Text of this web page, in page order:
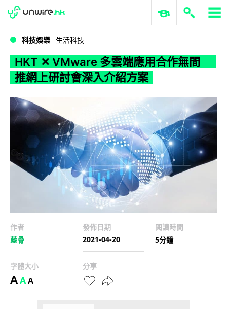
WWDC 2026 ERP 與商業 AI
科技娛樂 生活科技
HKT ✕ VMware 多雲端應用合作無間
推網上研討會深入介紹方案
作者
藍骨
發佈日期
2021-04-20
閱讀時間
5分鐘
字體大小
AAA
分享